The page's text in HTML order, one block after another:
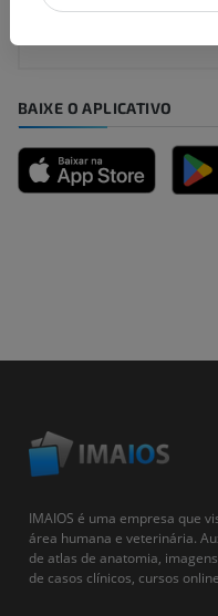
BAIXE O APLICATIVO
IMAIOS é uma empresa que
área humana e veterinária.
de atlas de anatomia,
de casos clínicos, cursos